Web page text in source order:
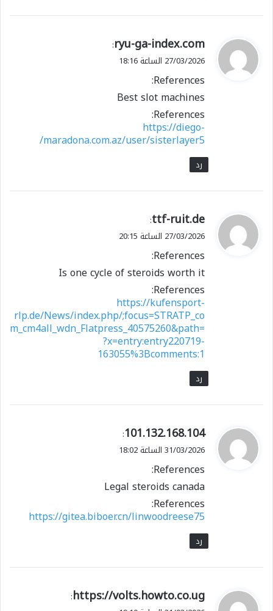
ي
ق
ل
ryu-ga-index.com
:
27/03/2026 الساعة 18:16
References:
Best slot machines
References:
https://diego-
maradona.com.az/user/sisterlayer5/
رد
ي
ق
ل
ttf-ruit.de
:
27/03/2026 الساعة 20:15
References:
Is one cycle of steroids worth it
References:
https://kufensport-
rlp.de/News/index.php/;focus=STRATP_co
m_cm4all_wdn_Flatpress_40575260&path=
?x=entry:entry220719-
163055%3Bcomments:1
رد
ي
ق
ل
101.132.168.104
:
31/03/2026 الساعة 18:02
References:
Legal steroids canada
References:
https://gitea.biboer.cn/linwoodreese75
رد
ي
ق
https://volts.howto.co.ug
: